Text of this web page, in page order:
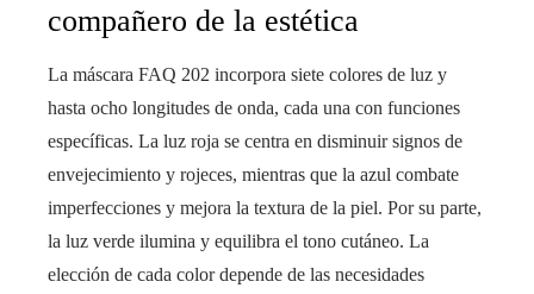
compañero de la estética
La máscara FAQ 202 incorpora siete colores de luz y
hasta ocho longitudes de onda, cada una con funciones
específicas. La luz roja se centra en disminuir signos de
envejecimiento y rojeces, mientras que la azul combate
imperfecciones y mejora la textura de la piel. Por su parte,
la luz verde ilumina y equilibra el tono cutáneo. La
elección de cada color depende de las necesidades